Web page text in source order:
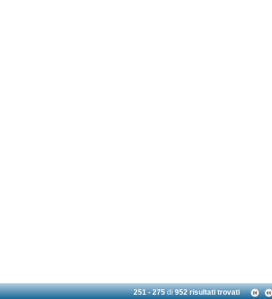
251 - 275di952 risultati trovati